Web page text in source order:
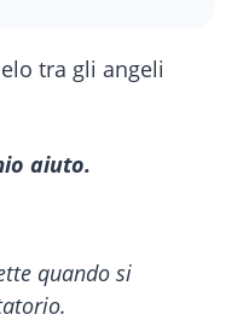
aiuto.
quando si